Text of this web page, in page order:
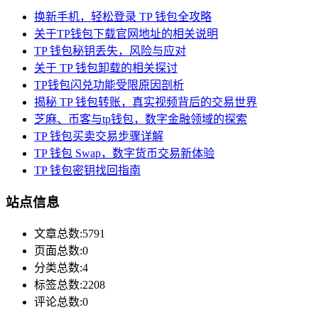
换新手机，轻松登录 TP 钱包全攻略
关于TP钱包下载官网地址的相关说明
TP 钱包秘钥丢失，风险与应对
关于 TP 钱包卸载的相关探讨
TP钱包闪兑功能受限原因剖析
揭秘 TP 钱包转账，真实视频背后的交易世界
芝麻、币客与tp钱包，数字金融领域的探索
TP 钱包买卖交易步骤详解
TP 钱包 Swap，数字货币交易新体验
TP 钱包密钥找回指南
站点信息
文章总数:5791
页面总数:0
分类总数:4
标签总数:2208
评论总数:0